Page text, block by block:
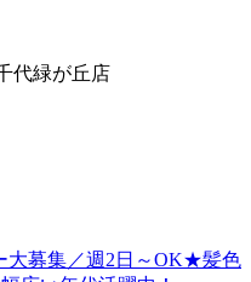
代緑が丘店
大募集／週2日～OK★髪色